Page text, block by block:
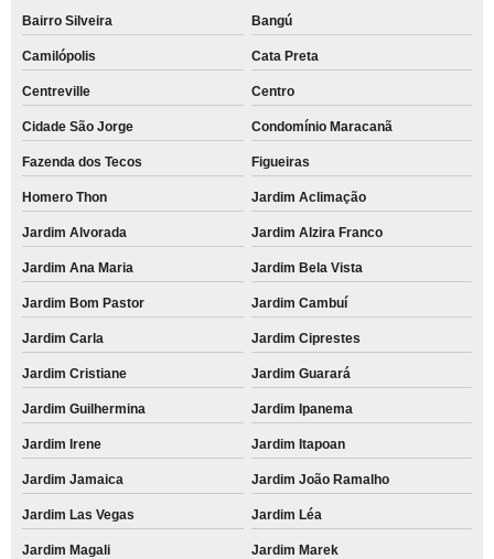
Bairro Silveira Bangú
Camilópolis Cata Preta
Centreville Centro
Cidade São Jorge Condomínio Maracanã
Fazenda dos Tecos Figueiras
Homero Thon Jardim Aclimação
Jardim Alvorada Jardim Alzira Franco
Jardim Ana Maria Jardim Bela Vista
Jardim Bom Pastor Jardim Cambuí
Jardim Carla Jardim Ciprestes
Jardim Cristiane Jardim Guarará
Jardim Guilhermina Jardim Ipanema
Jardim Irene Jardim Itapoan
Jardim Jamaica Jardim João Ramalho
Jardim Las Vegas Jardim Léa
Jardim Magali Jardim Marek